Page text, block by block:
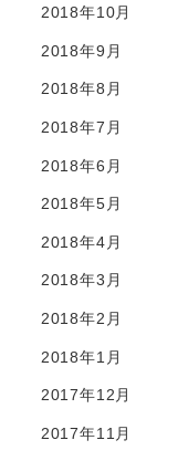
2018年10月
2018年9月
2018年8月
2018年7月
2018年6月
2018年5月
2018年4月
2018年3月
2018年2月
2018年1月
2017年12月
2017年11月